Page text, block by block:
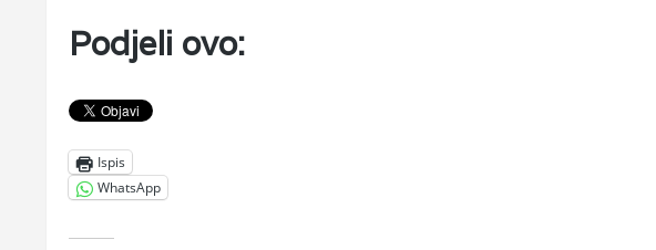
Podjeli ovo:
Ispis
WhatsApp